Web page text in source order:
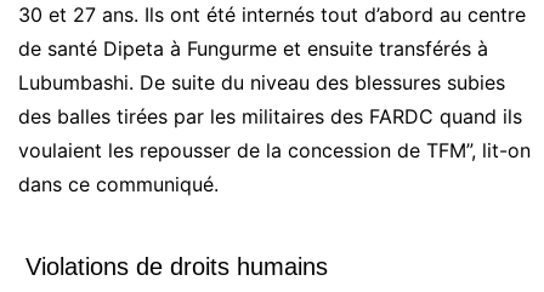
30 et 27 ans. Ils ont été internés tout d’abord au centre
de santé Dipeta à Fungurme et ensuite transférés à
Lubumbashi. De suite du niveau des blessures subies
des balles tirées par les militaires des FARDC quand ils
voulaient les repousser de la concession de TFM”, lit-on
dans ce communiqué.
Violations de droits humains